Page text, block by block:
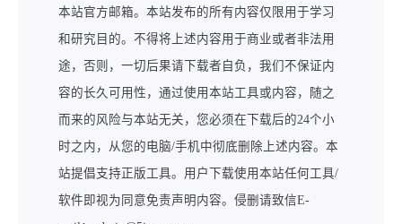
本站官方邮箱。本站发布的所有内容仅限用于学习
和研究目的。不得将上述内容用于商业或者非法用
途，否则，一切后果请下载者自负，我们不保证内
容的长久可用性，通过使用本站工具或内容，随之
而来的风险与本站无关，您必须在下载后的24个小
时之内，从您的电脑/手机中彻底删除上述内容。本
站提倡支持正版工具。用户下载使用本站任何工具/
软件即视为同意免责声明内容。侵删请致信E-